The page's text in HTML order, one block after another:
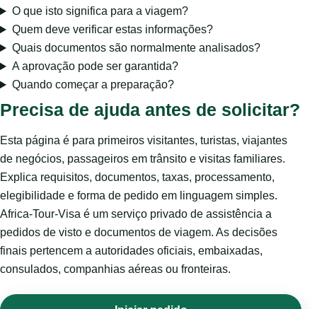
O que isto significa para a viagem?
Quem deve verificar estas informações?
Quais documentos são normalmente analisados?
A aprovação pode ser garantida?
Quando começar a preparação?
Precisa de ajuda antes de solicitar?
Esta página é para primeiros visitantes, turistas, viajantes
de negócios, passageiros em trânsito e visitas familiares.
Explica requisitos, documentos, taxas, processamento,
elegibilidade e forma de pedido em linguagem simples.
Africa-Tour-Visa é um serviço privado de assistência a
pedidos de visto e documentos de viagem. As decisões
finais pertencem a autoridades oficiais, embaixadas,
consulados, companhias aéreas ou fronteiras.